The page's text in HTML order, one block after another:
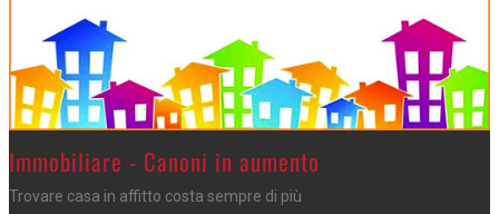
>Immobiliare - Canoni in aumento
Trovare casa in affitto costa sempre di più